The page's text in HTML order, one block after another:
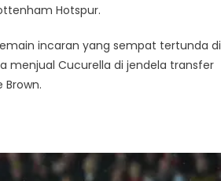
Hotspur.
incaran yang sempat tertunda di
menjual Cucurella di jendela transfer